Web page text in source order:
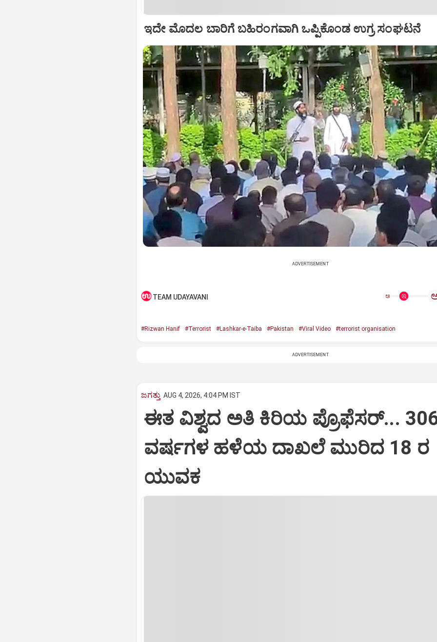
ಇದೇ ಮೊದಲ ಬಾರಿಗೆ ಬಹಿರಂಗವಾಗಿ ಒಪ್ಪಿಕೊಂಡ ಉಗ್ರ ಸಂಘಟನೆ
ADVERTISEMENT
TEAM UDAYAVANI ಅ
#Rizwan Hanif #Terrorist #Lashkar-e-Taiba #Pakistan #Viral Video #terrorist organisation
ADVERTISEMENT
ಜಗತ್ತು AUG 4, 2026, 4:04 PM IST
ಈತ ವಿಶ್ವದ ಅತಿ ಕಿರಿಯ ಪ್ರೊಫೆಸರ್...
ವರ್ಷಗಳ ಹಳೆಯ ದಾಖಲೆ ಮುರಿದ 18 ರ
ಯುವಕ